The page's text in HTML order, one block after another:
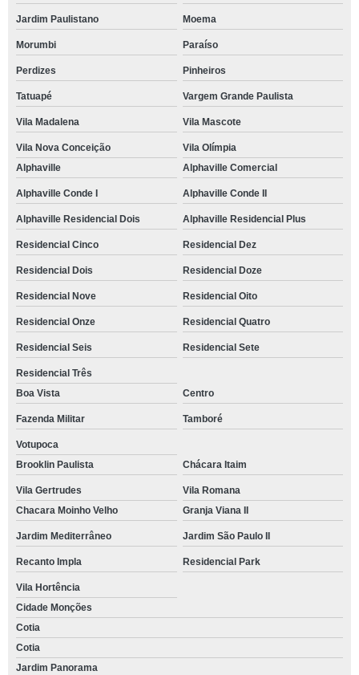
Jardim Paulistano Moema
Morumbi Paraíso
Perdizes Pinheiros
Tatuapé Vargem Grande Paulista
Vila Madalena Vila Mascote
Vila Nova Conceição
Vila Olímpia
Alphaville
Alphaville Comercial
Alphaville Conde I Alphaville Conde II
Alphaville Residencial Dois Alphaville Residencial Plus
Residencial Cinco Residencial Dez
Residencial Dois Residencial Doze
Residencial Nove Residencial Oito
Residencial Onze Residencial Quatro
Residencial Seis Residencial Sete
Residencial Três
Boa Vista
Centro
Fazenda Militar Tamboré
Votupoca
Brooklin Paulista
Chácara Itaim
Vila Gertrudes
Vila Romana
Chacara Moinho Velho
Granja Viana II
Jardim Mediterrâneo Jardim São Paulo II
Recanto Impla Residencial Park
Vila Hortência
Cidade Monções
Cotia
Cotia
Jardim Panorama